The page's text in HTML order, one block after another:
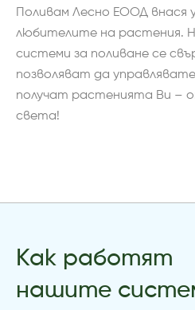
Поливам Лесно ЕООД внася
любителите на растения.
системи за поливане се
позволяват да
получат растенията Ви –
света!
Как работят
нашите